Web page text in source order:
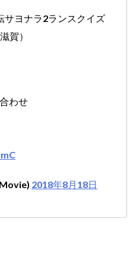
サヨナラ2ランスクイズ
賀）
わせ
2018年8月18日